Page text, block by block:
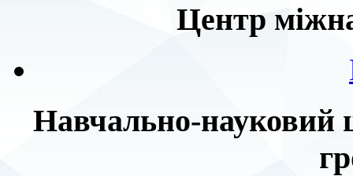
Центр
Навчально-науковий